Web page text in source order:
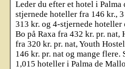
Leder du efter et hotel i Palma
stjernede hoteller fra 146 kr.,
313 kr. og 4-stjernede hoteller
Bo på Raxa fra 432 kr. pr. nat,
fra 320 kr. pr. nat, Youth
146 kr. pr. nat og mange flere.
1,015 hoteller i Palma de